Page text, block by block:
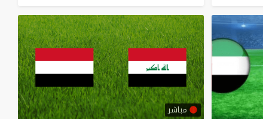
مباشر